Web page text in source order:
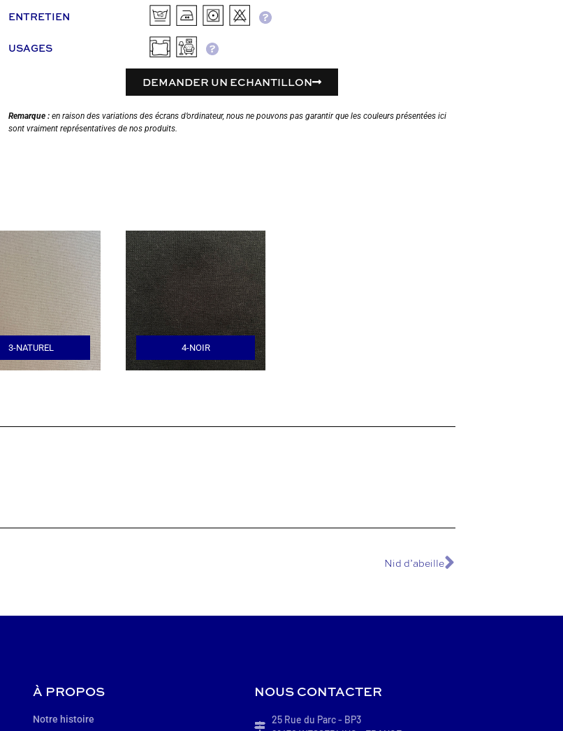
ENTRETIEN
USAGES
DEMANDER UN ECHANTILLON
Remarque : en raison des variations des écrans d’ordinateur, nous ne pouvons pas garantir que les couleurs présentées ici
sont vraiment représentatives de nos produits.
3-NATUREL 4-NOIR
Nid d’abeille
À PROPOS
Notre histoire
NOUS CONTACTER
25 Rue du Parc - BP3